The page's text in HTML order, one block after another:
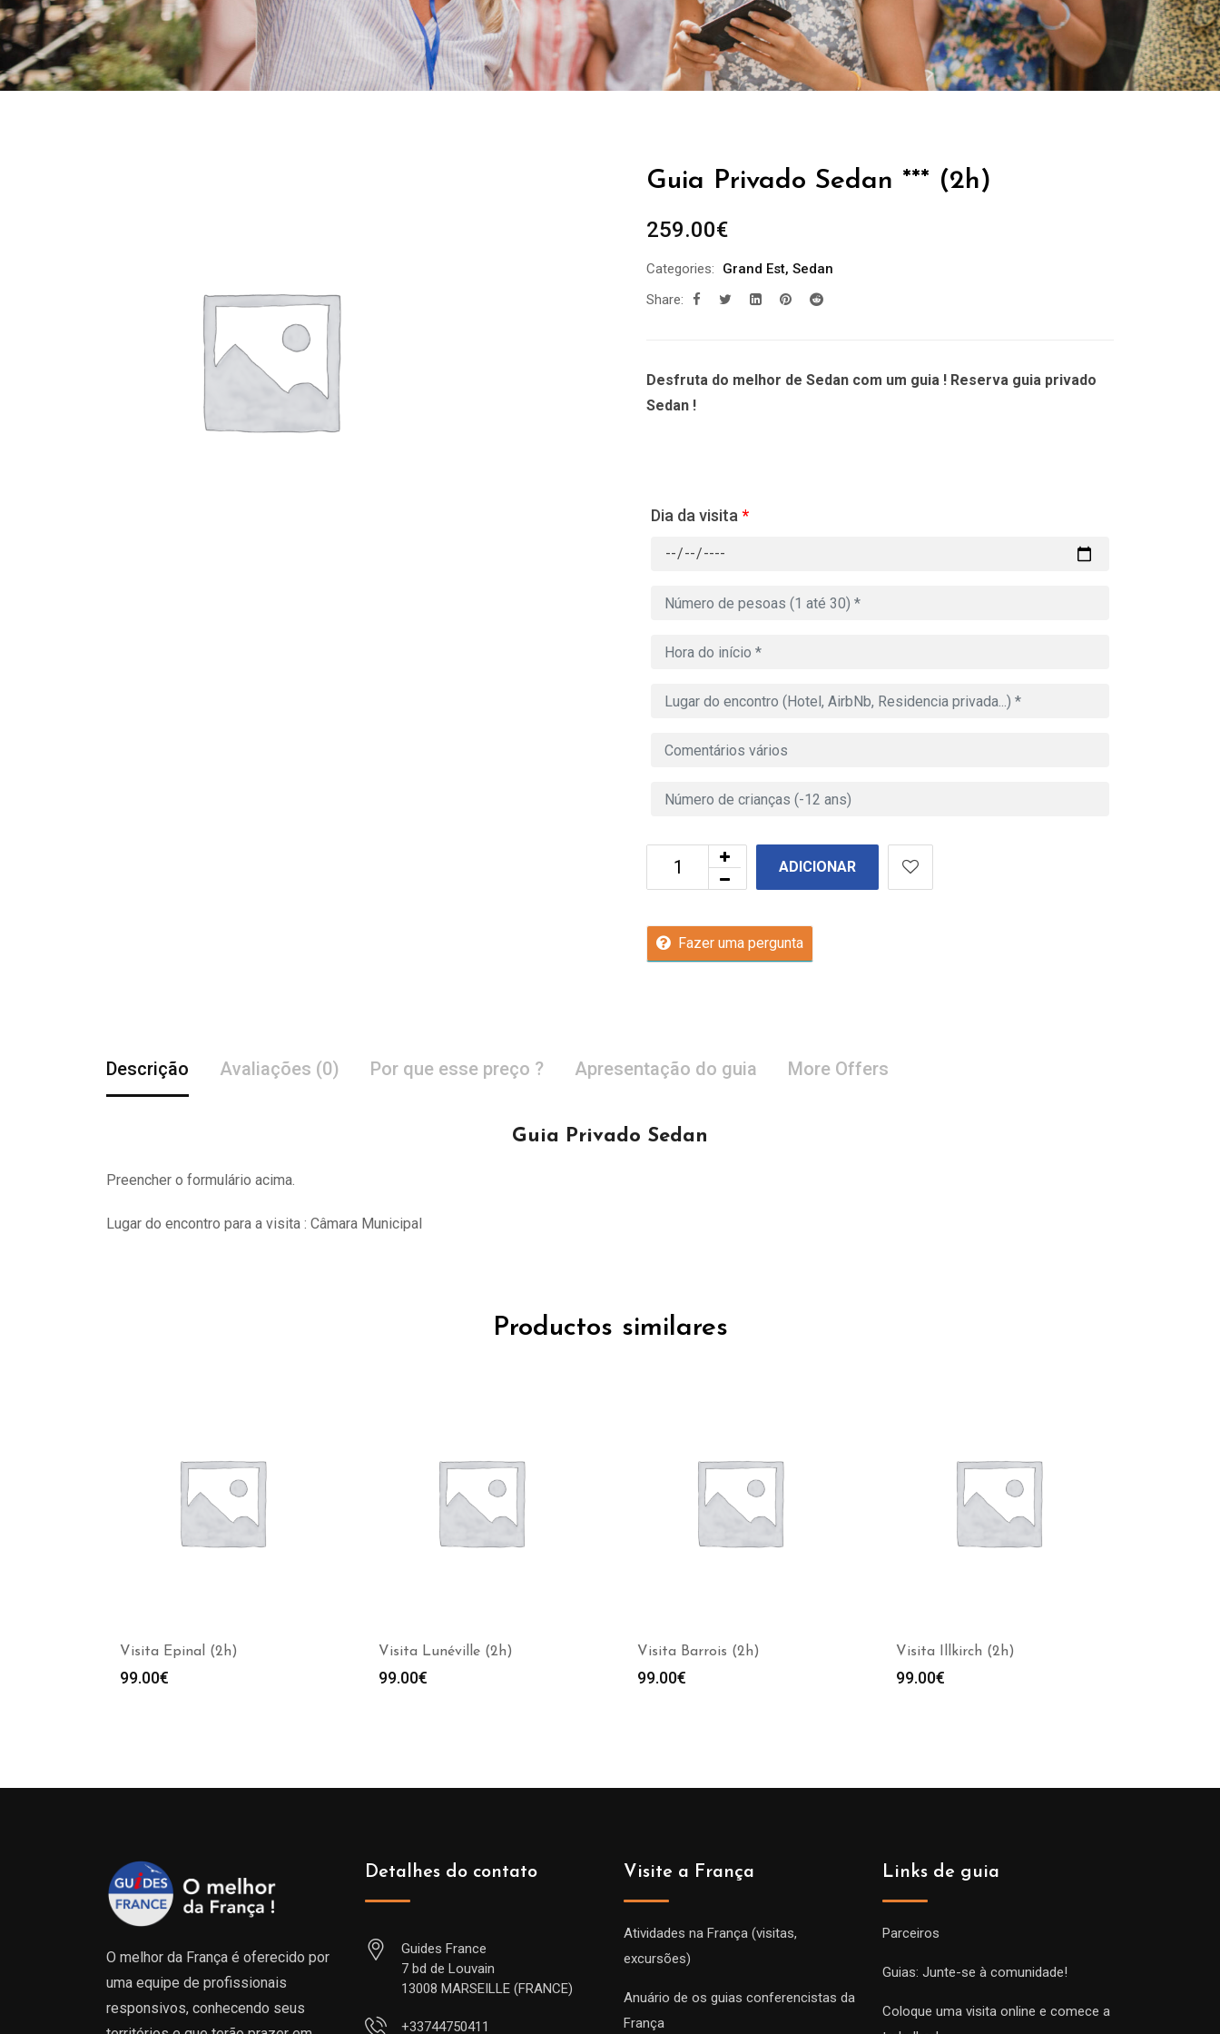
Guia Privado Sedan *** (2h)
259.00€
Categories: Grand Est, Sedan
Share:
Desfruta do melhor de Sedan com um guia ! Reserva guia privado
Sedan !
Dia da visita *
ADICIONAR
Fazer uma pergunta
Descrição Avaliações (0) Por que esse preço ? Apresentação do guia More Offers
Guia Privado Sedan
Preencher o formulário acima.
Lugar do encontro para a visita : Câmara Municipal
Productos similares
Visita Epinal (2h)
99.00€
Visita Lunéville (2h)
99.00€
Visita Barrois (2h)
99.00€
Visita Illkirch (2h)
99.00€
O melhor da França é oferecido por
uma equipe de profissionais
responsivos, conhecendo seus
Detalhes do contato
Guides France
7 bd de Louvain
13008 MARSEILLE (FRANCE)
+33744750411
Visite a França
Atividades na França (visitas,
excursões)
Anuário de os guias conferencistas da
França
Links de guia
Parceiros
Guias: Junte-se à comunidade!
Coloque uma visita online e comece a